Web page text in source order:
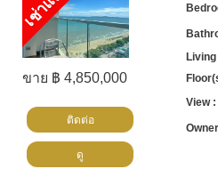
ขาย ฿ 4,850,000
ติดต่อ
ดู